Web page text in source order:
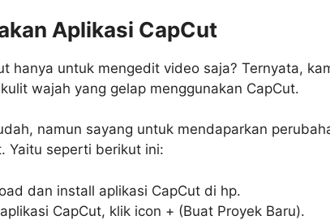
Aplikasi CapCut
hanya untuk mengedit video saja? Ternyata,
wajah yang gelap menggunakan CapCut.
namun sayang untuk mendaparkan
Yaitu seperti berikut ini:
dan install aplikasi CapCut di hp.
CapCut, klik icon + (Buat Proyek Baru).